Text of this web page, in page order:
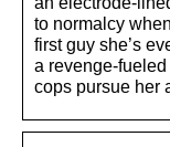
to normalcy
first guy she’s
a revenge-
cops pursue her